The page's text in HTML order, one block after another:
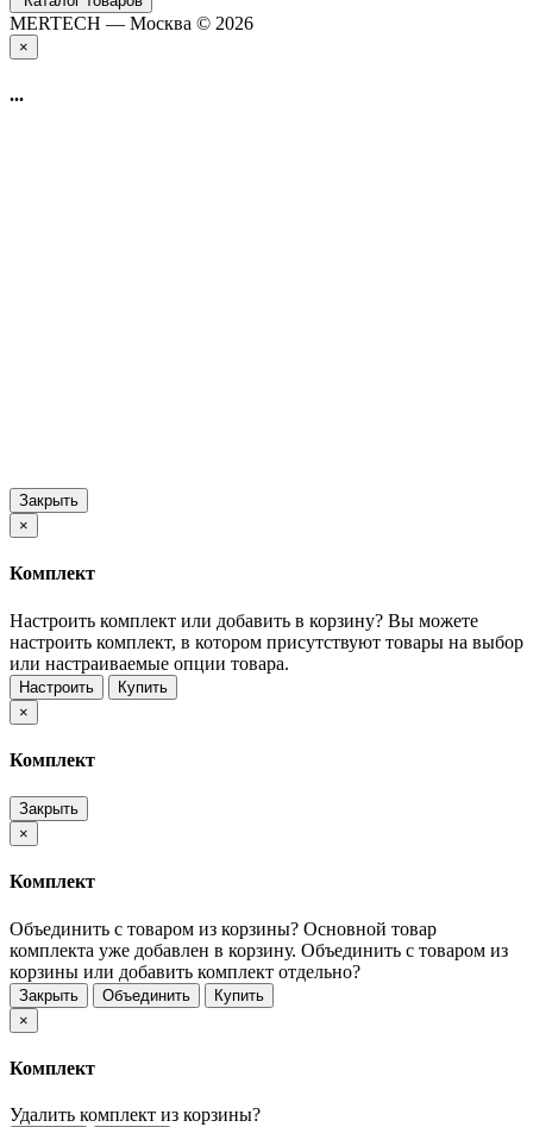
MERTECH — Москва © 2026
×
...
Закрыть
×
Комплект
Настроить комплект или добавить в корзину? Вы можете
настроить комплект, в котором присутствуют товары на выбор
или настраиваемые опции товара.
Настроить
Купить
×
Комплект
Закрыть
×
Комплект
Объединить с товаром из корзины? Основной товар
комплекта уже добавлен в корзину. Объединить с товаром из
корзины или добавить комплект отдельно?
Закрыть Объединить
Купить
×
Комплект
Удалить комплект из корзины?